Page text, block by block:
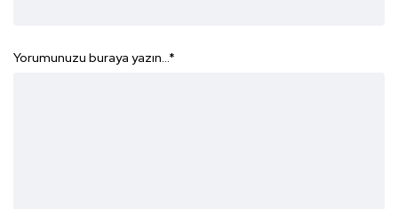
Yorumunuzu buraya yazın...*